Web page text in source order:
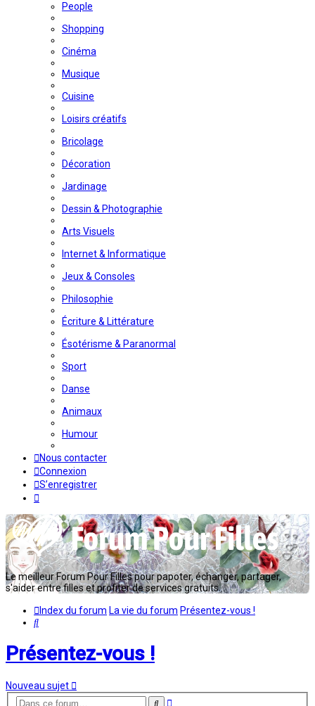
People
Shopping
Cinéma
Musique
Cuisine
Loisirs créatifs
Bricolage
Décoration
Jardinage
Dessin & Photographie
Arts Visuels
Internet & Informatique
Jeux & Consoles
Philosophie
Écriture & Littérature
Ésotérisme & Paranormal
Sport
Danse
Animaux
Humour
Nous contacter
Connexion
S’enregistrer
Le meilleur Forum Pour Filles pour papoter, échanger, partager,
s'aider entre filles et profiter de services gratuits...
Index du forum La vie du forum Présentez-vous !
Rechercher
Présentez-vous !
Nouveau sujet
Rechercher
Recherche